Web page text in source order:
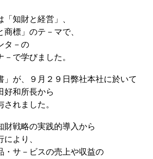
知財と経営」、
標」のテ－マで、
タ－の
で学びました。
」が、９月２９日弊社本社に於いて
好和所長から
れました。
財戦略の実践的導入から
より、
・サ－ビスの売上や収益の